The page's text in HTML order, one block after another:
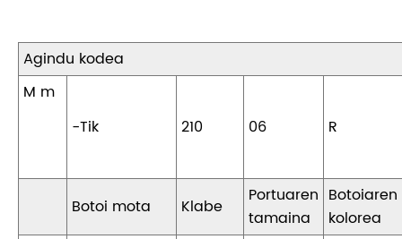
Agindu kodea
M m
-Tik
210 06 R
Botoi mota Klabe
Portuaren
tamaina
Botoiaren
kolorea